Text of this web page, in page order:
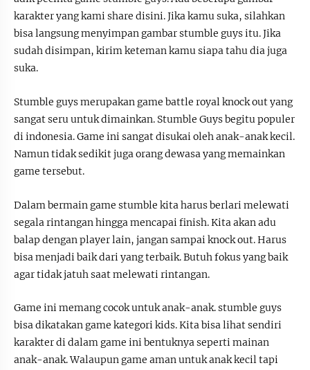
karakter yang kami share disini. Jika kamu suka, silahkan
bisa langsung menyimpan gambar stumble guys itu. Jika
sudah disimpan, kirim keteman kamu siapa tahu dia juga
suka.
Stumble guys merupakan game battle royal knock out yang
sangat seru untuk dimainkan. Stumble Guys begitu populer
di indonesia. Game ini sangat disukai oleh anak-anak kecil.
Namun tidak sedikit juga orang dewasa yang memainkan
game tersebut.
Dalam bermain game stumble kita harus berlari melewati
segala rintangan hingga mencapai finish. Kita akan adu
balap dengan player lain, jangan sampai knock out. Harus
bisa menjadi baik dari yang terbaik. Butuh fokus yang baik
agar tidak jatuh saat melewati rintangan.
Game ini memang cocok untuk anak-anak. stumble guys
bisa dikatakan game kategori kids. Kita bisa lihat sendiri
karakter di dalam game ini bentuknya seperti mainan
anak-anak. Walaupun game aman untuk anak kecil tapi